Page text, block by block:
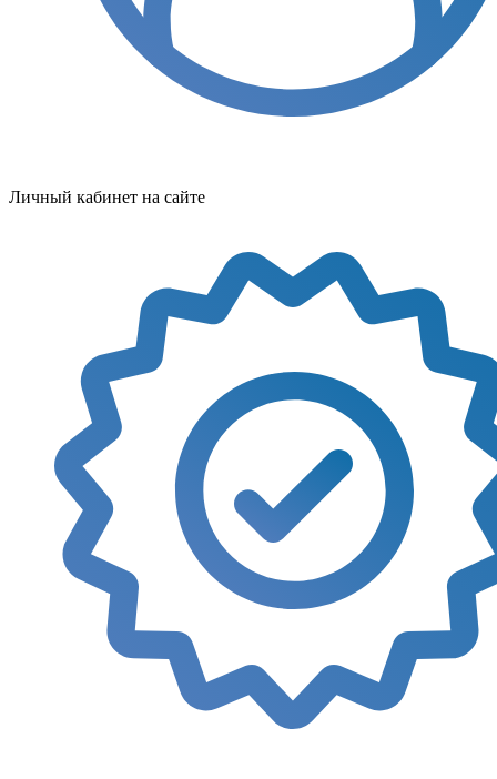
Личный кабинет на сайте